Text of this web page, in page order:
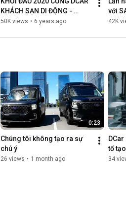
KHÁCH SẠN DI ĐỘNG -
KUMHO SAMCO
50K views • 6 years ago
với
42K
0:23
Chúng tôi không tạo ra sự
chú ý
26 views • 1 month ago
tố
34